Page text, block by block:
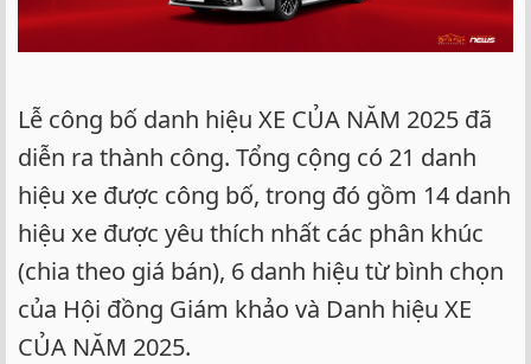
Lễ công bố danh hiệu XE CỦA NĂM 2025 đã
diễn ra thành công. Tổng cộng có 21 danh
hiệu xe được công bố, trong đó gồm 14 danh
hiệu xe được yêu thích nhất các phân khúc
(chia theo giá bán), 6 danh hiệu từ bình chọn
của Hội đồng Giám khảo và Danh hiệu XE
CỦA NĂM 2025.